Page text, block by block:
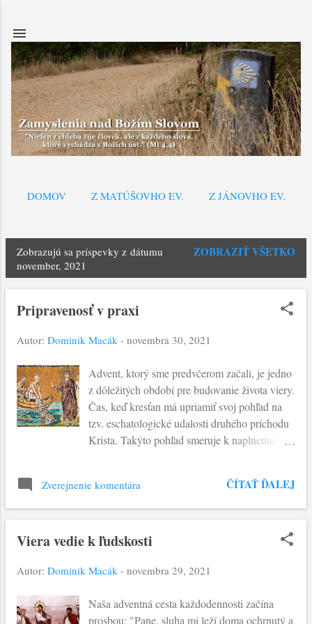
DOMOV Z MATÚŠOVHO EV. Z JÁNOVHO EV.
r
Zobrazujú sa príspevky z dátumu
november, 2021
ZOBRAZIŤ VŠETKO
Pripravenosť v praxi
Autor: Dominik Macák - novembra 30, 2021
Advent, ktorý sme predvčerom začali, je jedno
z dôležitých období pre budovanie života viery.
Čas, keď kresťan má upriamiť svoj pohľad na
tzv. eschatologické udalosti druhého príchodu
Krista. Takýto pohľad smeruje k naplneniu
stretnutiu s Kristom. Dnešné evanjelium nám
prináša konkrétny príklad, ako prežívať tento
čas. Ježiš prechádzajúci: "popri Galilejskom
mori, videl dvoch bratov” a hneď ich pozýva:
Pozvanie k prežívaniu skúsenosti Božieho
ohromná: "Oni hneď zanechali loď i svojho
Zverejnenie komentára ČÍTAŤ ĎALEJ
Viera vedie k ľudskosti
Autor: Dominik Macák - novembra 29, 2021
Naša adventná cesta každodennosti začína
prosbou: "Pane, sluha mi leží doma ochrnutý a